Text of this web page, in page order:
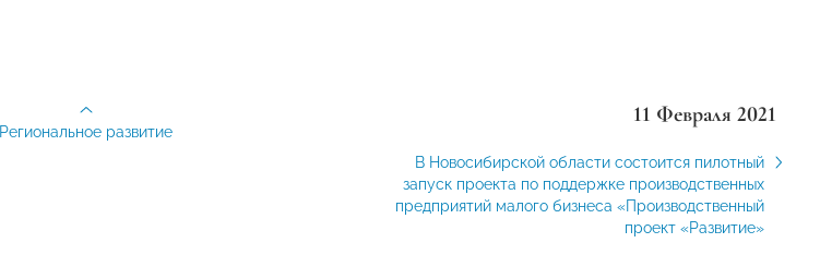
11 Февраля 2021
В Новосибирской области состоится пилотный
запуск проекта по поддержке производственных
предприятий малого бизнеса «Производственный
проект «Развитие»
Региональное развитие